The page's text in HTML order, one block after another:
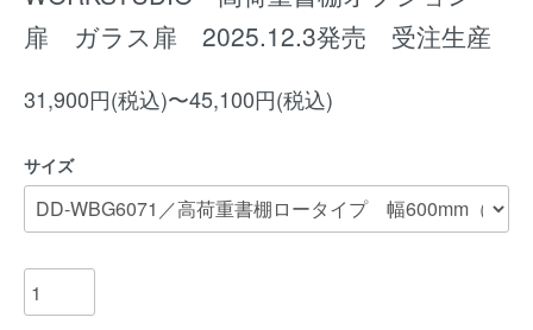
扉 ガラス扉 2025.12.3発売 受注生産
31,900円(税込)〜45,100円(税込)
サイズ